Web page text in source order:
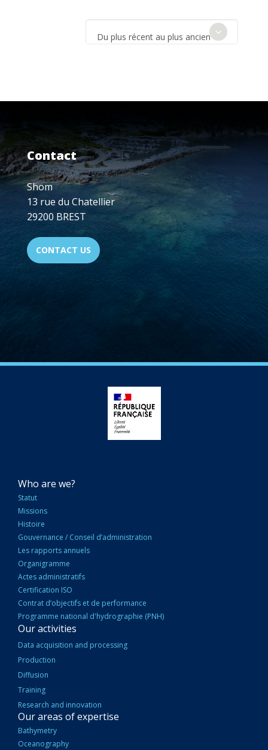
Du plus récent au plus ancien
Contact
Shom
13 rue du Chatellier
29200 BREST
CONTACT US
NAVIGATION
PRINCIPALE
Who are we?
Statut
Missions
Histoire
Gouvernance / Conseil d’administration
Les rapports annuels
Organigramme
Actes administratifs
Certification ISO
Contrat d’objectifs et de performance
Programme national d'hydrographie (PNH)
Our activities
Data acquisition and processing
Production
Diffusion
Training
Research and innovation
Our areas of expertise
Bathymetry
Oceanography